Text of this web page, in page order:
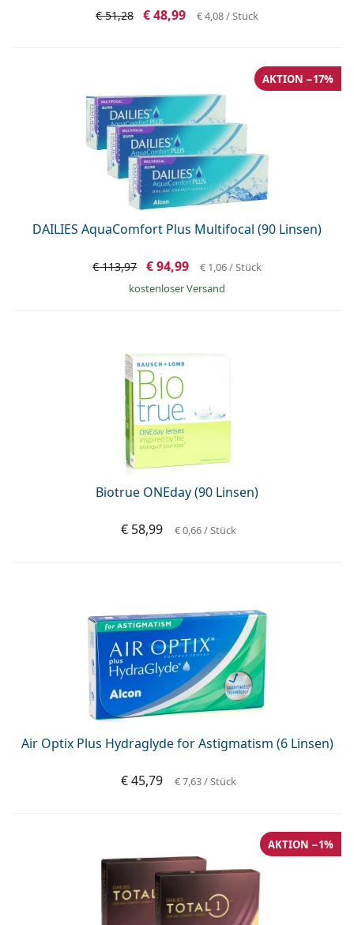
€ 51,28 € 48,99 € 4,08/ Stück
DAILIES AquaComfort Plus Multifocal (90 Linsen)
AKTION −17%
€ 113,97 € 94,99 € 1,06/ Stück
kostenloser Versand
Biotrue ONEday (90 Linsen)
€ 58,99 € 0,66/ Stück
Air Optix Plus Hydraglyde for Astigmatism (6 Linsen)
€ 45,79 € 7,63/ Stück
AKTION −1%